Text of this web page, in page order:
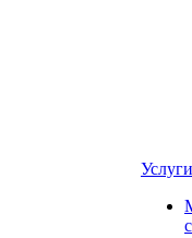
Услуги